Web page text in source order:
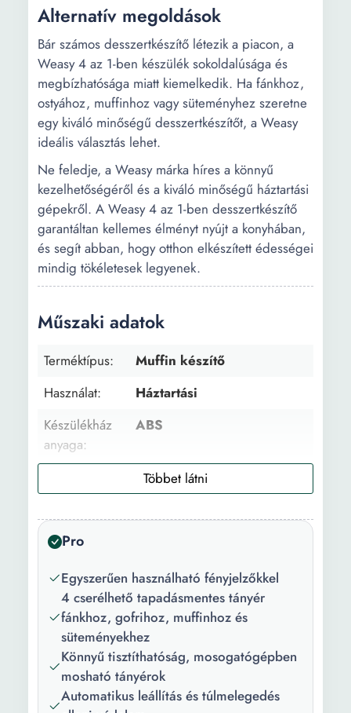
Alternatív megoldások
Bár számos desszertkészítő létezik a piacon, a
Weasy 4 az 1-ben készülék sokoldalúsága és
megbízhatósága miatt kiemelkedik. Ha fánkhoz,
ostyához, muffinhoz vagy süteményhez szeretne
egy kiváló minőségű desszertkészítőt, a Weasy
ideális választás lehet.
Ne feledje, a Weasy márka híres a könnyű
kezelhetőségéről és a kiváló minőségű háztartási
gépekről. A Weasy 4 az 1-ben desszertkészítő
garantáltan kellemes élményt nyújt a konyhában,
és segít abban, hogy otthon elkészített édességei
mindig tökéletesek legyenek.
Műszaki adatok
Terméktípus:
Muffin készítő
Használat:
Háztartási
Készülékház
anyaga:
ABS
Rózsaszín
Erősségi
Elkészített
termékek
száma:
7
Maximum
hőmérséklet:
210 C
Pro
Egyszerűen használható fényjelzőkkel
4 cserélhető tapadásmentes tányér
fánkhoz, gofrihoz, muffinhoz és
süteményekhez
Könnyű tisztíthatóság, mosogatógépben
mosható tányérok
Automatikus leállítás és túlmelegedés